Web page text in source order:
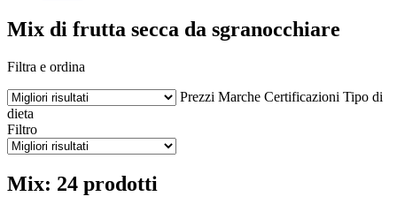
Mix di frutta secca da sgranocchiare
Filtra e ordina
Prezzi Marche Certificazioni Tipo di
dieta
Filtro
Mix: 24 prodotti